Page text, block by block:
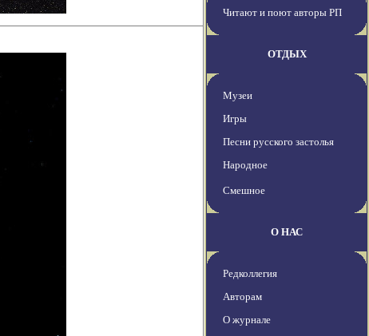
Читают и поют авторы РП
ОТДЫХ
Музеи
Игры
Песни русского застолья
Народное
Смешное
О НАС
Редколлегия
Авторам
О журнале